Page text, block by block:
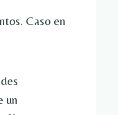
Caso en
un